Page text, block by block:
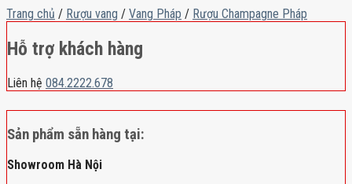
Trang chủ / Rượu vang / Vang Pháp / Rượu Champagne Pháp
Hỗ trợ khách hàng
Liên hệ 084.2222.678
Sản phẩm sẵn hàng tại:
Showroom Hà Nội